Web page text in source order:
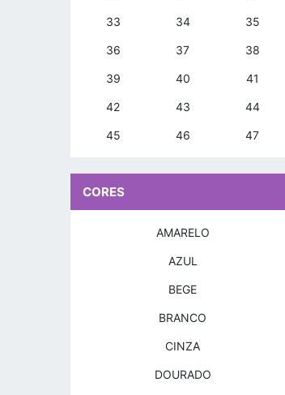
33 34 35
36 37 38
39 40 41
42 43 44
45 46 47
CORES
AMARELO
AZUL
BEGE
BRANCO
CINZA
DOURADO